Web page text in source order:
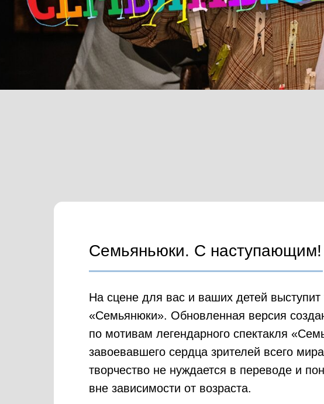
Семьяньюки. С наступающим!
На сцене для вас и ваших детей выступит
«Семьянюки». Обновленная версия
по мотивам легендарного спектакля
завоевавшего сердца зрителей всего
творчество не нуждается в переводе и
вне зависимости от возраста.